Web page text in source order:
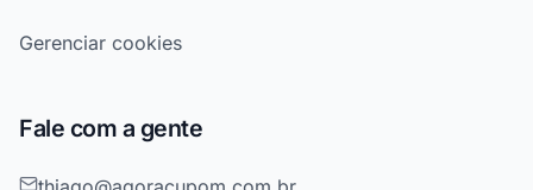
Gerenciar cookies
Fale com a gente